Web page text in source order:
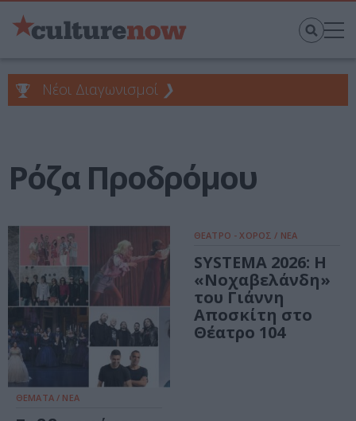
Νέοι Διαγωνισμοί ❯
Ρόζα Προδρόμου
ΘΕΜΑΤΑ / ΝΕΑ
ΘΕΑΤΡΟ - ΧΟΡΟΣ / ΝΕΑ
SYSTEMA 2026: Η
«Νοχαβελάνδη»
του Γιάννη
Αποσκίτη στο
Θέατρο 104